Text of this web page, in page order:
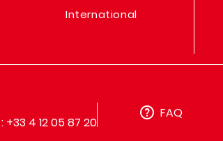
International
4 12 05 87 20
FAQ